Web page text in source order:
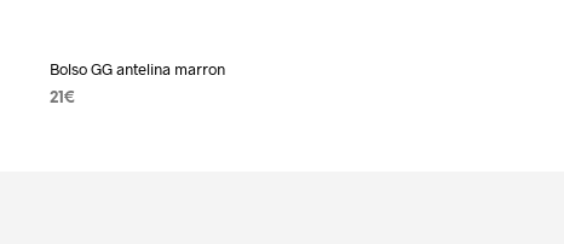
Bolso GG antelina marron
21 €